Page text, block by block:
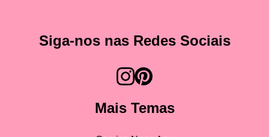
Siga-nos nas Redes Sociais
Mais Temas